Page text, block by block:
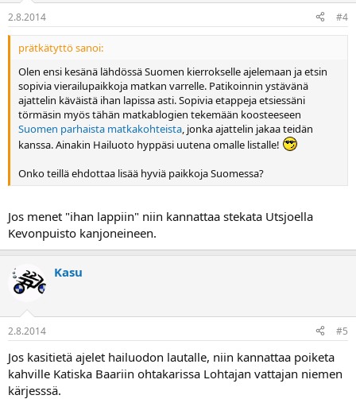
2.8.2014 #4
prätkätyttö sanoi:
Olen ensi kesänä lähdössä Suomen kierrokselle ajelemaan ja etsin
sopivia vierailupaikkoja matkan varrelle. Patikoinnin ystävänä
ajattelin käväistä ihan lapissa asti. Sopivia etappeja etsiessäni
törmäsin myös tähän matkablogien tekemään koosteeseen
Suomen parhaista matkakohteista , jonka ajattelin jakaa teidän
kanssa. Ainakin Hailuoto hyppäsi uutena omalle listalle!
Onko teillä ehdottaa lisää hyviä paikkoja Suomessa?
Jos menet "ihan lappiin" niin kannattaa stekata Utsjoella
Kevonpuisto kanjoneineen.
Kasu
2.8.2014 #5
Jos kasitietä ajelet hailuodon lautalle, niin kannattaa poiketa
kahville Katiska Baariin ohtakarissa Lohtajan vattajan niemen
kärjesssä.